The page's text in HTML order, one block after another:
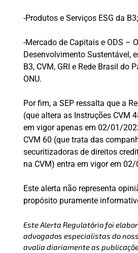
-Produtos e Serviços ESG da
-Mercado de Capitais e ODS –
Desenvolvimento Sustentável,
B3, CVM, GRI e Rede Brasil do
ONU.
Por fim, a SEP ressalta que a
(que altera as Instruções CVM
em vigor apenas em 02/01/
CVM 60 (que trata das
securitizadoras de direitos
na CVM) entra em vigor em
Este alerta não representa
propósito puramente
Este Alerta Regulatório foi
advogados especialistas do
avalia diariamente as